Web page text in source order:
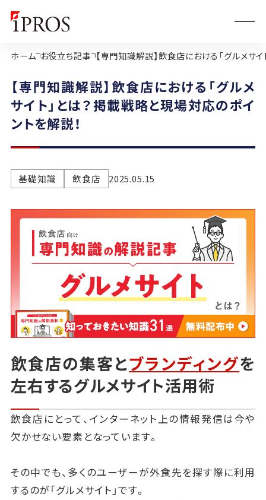
ホーム お役立ち記事 【専門知識解説】飲食店における「グルメサ
【専門知識解説】飲食店における「グルメ
サイト」とは？掲載戦略と現場対応のポイ
ントを解説！
基礎知識 飲食店 2025.05.15
飲食店の集客とブランディングを
左右するグルメサイト活用術
飲食店にとって、インターネット上の情報発信は今や
欠かせない要素となっています。
その中でも、多くのユーザーが外食先を探す際に利用
するのが「グルメサイト」です。